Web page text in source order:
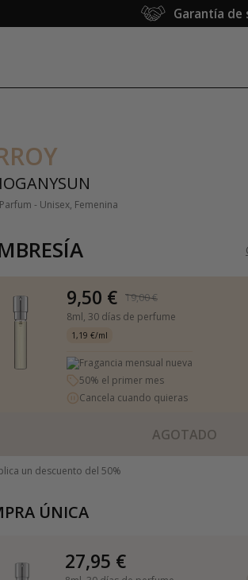
Garantía de
- Unisex, Femenina
9,50 €
19,00 €
8ml, 30 días de perfume
1,19 €/ml
Fragancia mensual nueva
50% el primer mes
Cancela cuando quieras
AGOTADO
un descuento del 50%
ÚNICA
27,95 €